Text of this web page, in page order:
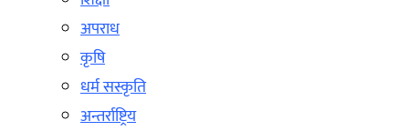
अपराध
कृषि
धर्म सस्कृति
अन्तर्राष्ट्रिय